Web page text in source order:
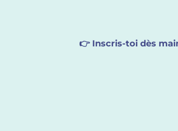
👉 Inscris-toi dès